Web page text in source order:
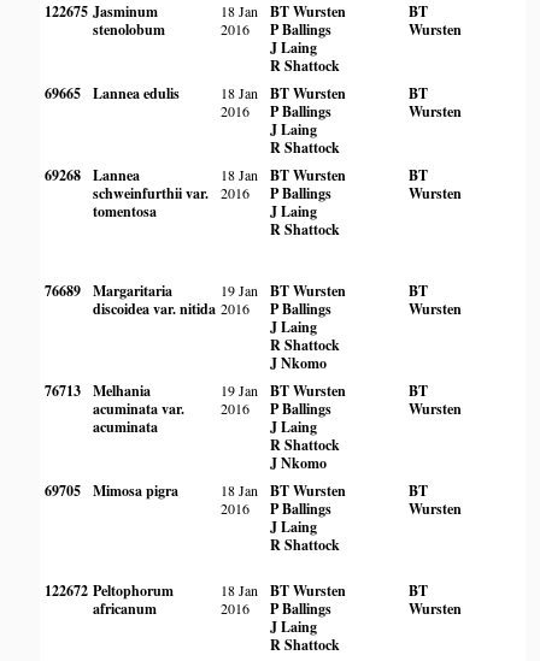
122675 Jasminum
stenolobum
18 Jan
2016
BT Wursten
P Ballings
J Laing
R Shattock
BT
Wursten
69665 Lannea edulis
18 Jan
2016
BT Wursten
P Ballings
J Laing
R Shattock
BT
Wursten
69268 Lannea
schweinfurthii var.
tomentosa
18 Jan
2016
BT Wursten
P Ballings
J Laing
R Shattock
BT
Wursten
76689 Margaritaria
discoidea var. nitida
19 Jan
2016
BT Wursten
P Ballings
J Laing
R Shattock
J Nkomo
BT
Wursten
76713 Melhania
acuminata var.
acuminata
19 Jan
2016
BT Wursten
P Ballings
J Laing
R Shattock
J Nkomo
BT
Wursten
69705 Mimosa pigra
18 Jan
2016
BT Wursten
P Ballings
J Laing
R Shattock
BT
Wursten
122672 Peltophorum
africanum
18 Jan
2016
BT Wursten
P Ballings
J Laing
R Shattock
BT
Wursten